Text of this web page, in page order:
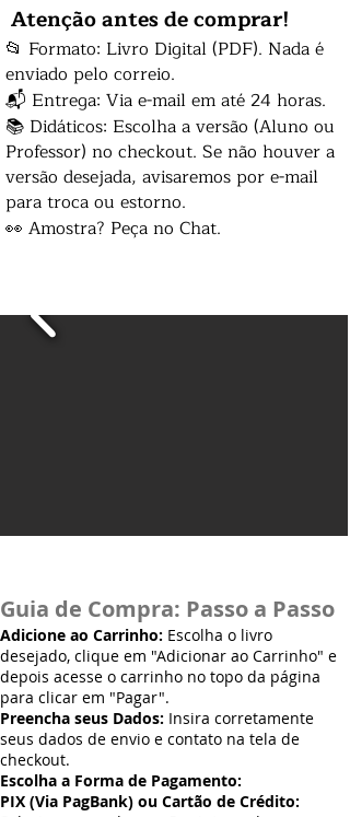
Atenção antes de comprar!
📂 Formato: Livro Digital (PDF). Nada é
enviado pelo correio.
📬 Entrega: Via e-mail em até 24 horas.
📚 Didáticos: Escolha a versão (Aluno ou
Professor) no checkout. Se não houver a
versão desejada, avisaremos por e-mail
para troca ou estorno.
👀 Amostra? Peça no Chat.
Guia de Compra: Passo a Passo
Adicione ao Carrinho: Escolha o livro
desejado, clique em "Adicionar ao Carrinho" e
depois acesse o carrinho no topo da página
para clicar em "Pagar".
Preencha seus Dados: Insira corretamente
seus dados de envio e contato na tela de
checkout.
Escolha a Forma de Pagamento:
PIX (Via PagBank) ou Cartão de Crédito: